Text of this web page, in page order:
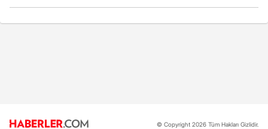
© Copyright 2026 Tüm Hakları Gizlidir.